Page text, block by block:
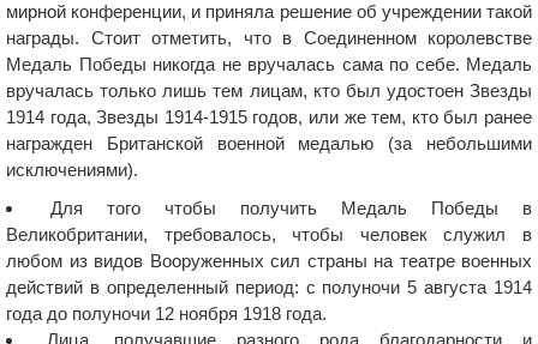
мирной конференции, и приняла решение об учреждении такой
награды. Стоит отметить, что в Соединенном королевстве
Медаль Победы никогда не вручалась сама по себе. Медаль
вручалась только лишь тем лицам, кто был удостоен Звезды
1914 года, Звезды 1914-1915 годов, или же тем, кто был ранее
награжден Британской военной медалью (за небольшими
исключениями).
Для того чтобы получить Медаль Победы в
Великобритании, требовалось, чтобы человек служил в
любом из видов Вооруженных сил страны на театре военных
действий в определенный период: с полуночи 5 августа 1914
года до полуночи 12 ноября 1918 года.